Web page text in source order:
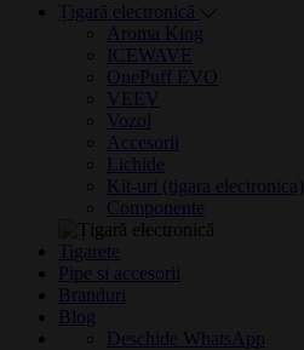
Țigară electronică
Aroma King
ICEWAVE
OnePuff EVO
VEEV
Vozol
Accesorii
Lichide
Kit-uri (tigara electronica)
Componente
Tigarete
Pipe si accesorii
Branduri
Blog
Deschide WhatsApp